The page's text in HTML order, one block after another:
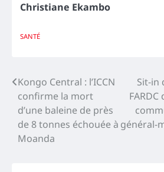
Christiane Ekambo
SANTÉ
Navigation
de
l’article
Kongo Central : l’ICCN
confirme la mort
d’une baleine de près
de 8 tonnes échouée à
Moanda
Sit-in
général-